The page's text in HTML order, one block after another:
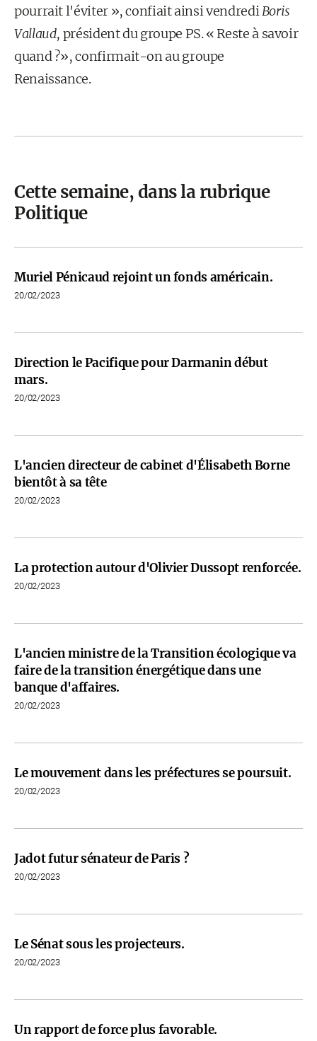
pourrait l'éviter », confiait ainsi vendrediBoris
Vallaud, président du groupe PS. « Reste à savoir
quand ?», confirmait-on au groupe
Renaissance.
Cette semaine, dans la rubrique
Politique
Muriel Pénicaud rejoint un fonds américain.
20/02/2023
Direction le Pacifique pour Darmanin début
mars.
20/02/2023
L'ancien directeur de cabinet d'Élisabeth Borne
bientôt à sa tête
20/02/2023
La protection autour d'Olivier Dussopt renforcée.
20/02/2023
L'ancien ministre de la Transition écologique va
faire de la transition énergétique dans une
banque d'affaires.
20/02/2023
Le mouvement dans les préfectures se poursuit.
20/02/2023
Jadot futur sénateur de Paris ?
20/02/2023
Le Sénat sous les projecteurs.
20/02/2023
Un rapport de force plus favorable.